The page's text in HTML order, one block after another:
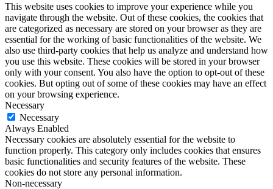
This website uses cookies to improve your experience while you
navigate through the website. Out of these cookies, the cookies that
are categorized as necessary are stored on your browser as they are
essential for the working of basic functionalities of the website. We
also use third-party cookies that help us analyze and understand how
you use this website. These cookies will be stored in your browser
only with your consent. You also have the option to opt-out of these
cookies. But opting out of some of these cookies may have an effect
on your browsing experience.
Necessary
Necessary
Always Enabled
Necessary cookies are absolutely essential for the website to
function properly. This category only includes cookies that ensures
basic functionalities and security features of the website. These
cookies do not store any personal information.
Non-necessary